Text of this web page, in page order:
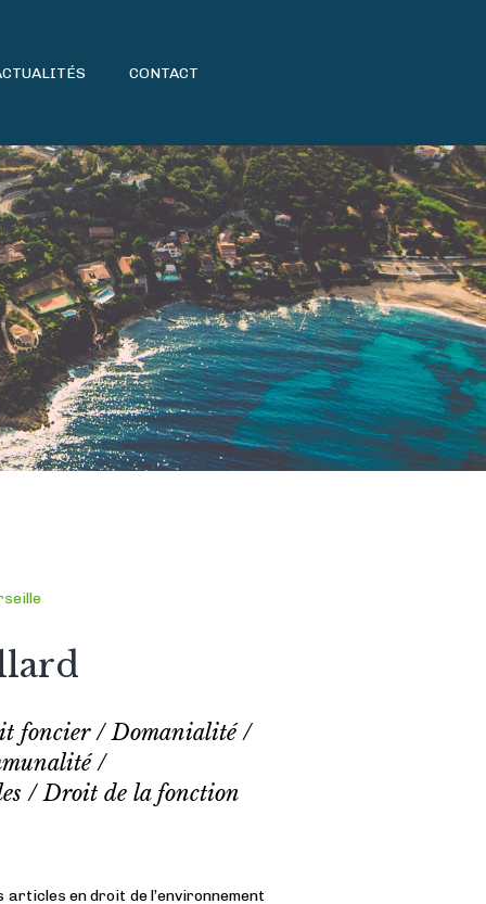
CONTACT
foncier / Domanialité /
/
/ Droit de la fonction
en droit de l’environnement